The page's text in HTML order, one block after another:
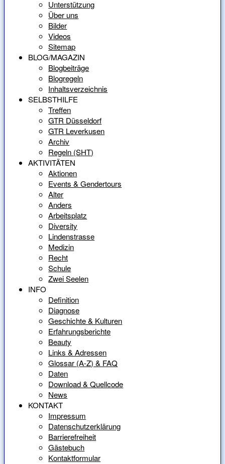
Unterstützung
Über uns
Bilder
Videos
Sitemap
BLOG/MAGAZIN
Blogbeiträge
Blogregeln
Inhaltsverzeichnis
SELBSTHILFE
Treffen
GTR Düsseldorf
GTR Leverkusen
Archiv
Regeln (SHT)
AKTIVITÄTEN
Aktionen
Events & Gendertours
Alter
Anders
Arbeitsplatz
Diversity
Lindenstrasse
Medizin
Recht
Schule
Zwei Seelen
INFO
Definition
Diagnose
Geschichte & Kulturen
Erfahrungsberichte
Beauty
Links & Adressen
Glossar (A-Z) & FAQ
Daten
Download & Quellcode
News
KONTAKT
Impressum
Datenschutzerklärung
Barrierefreiheit
Gästebuch
Kontaktformular